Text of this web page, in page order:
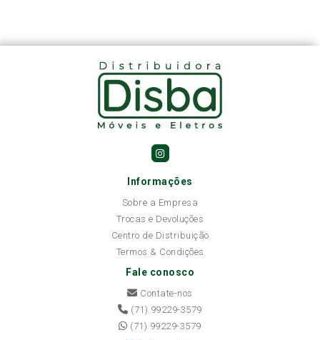
Informações
Sobre a Empresa
Trocas e Devoluções
Centro de Distribuição
Termos & Condições
Fale conosco
Contate-nos
(71) 99229-3579
(71) 99229-3579